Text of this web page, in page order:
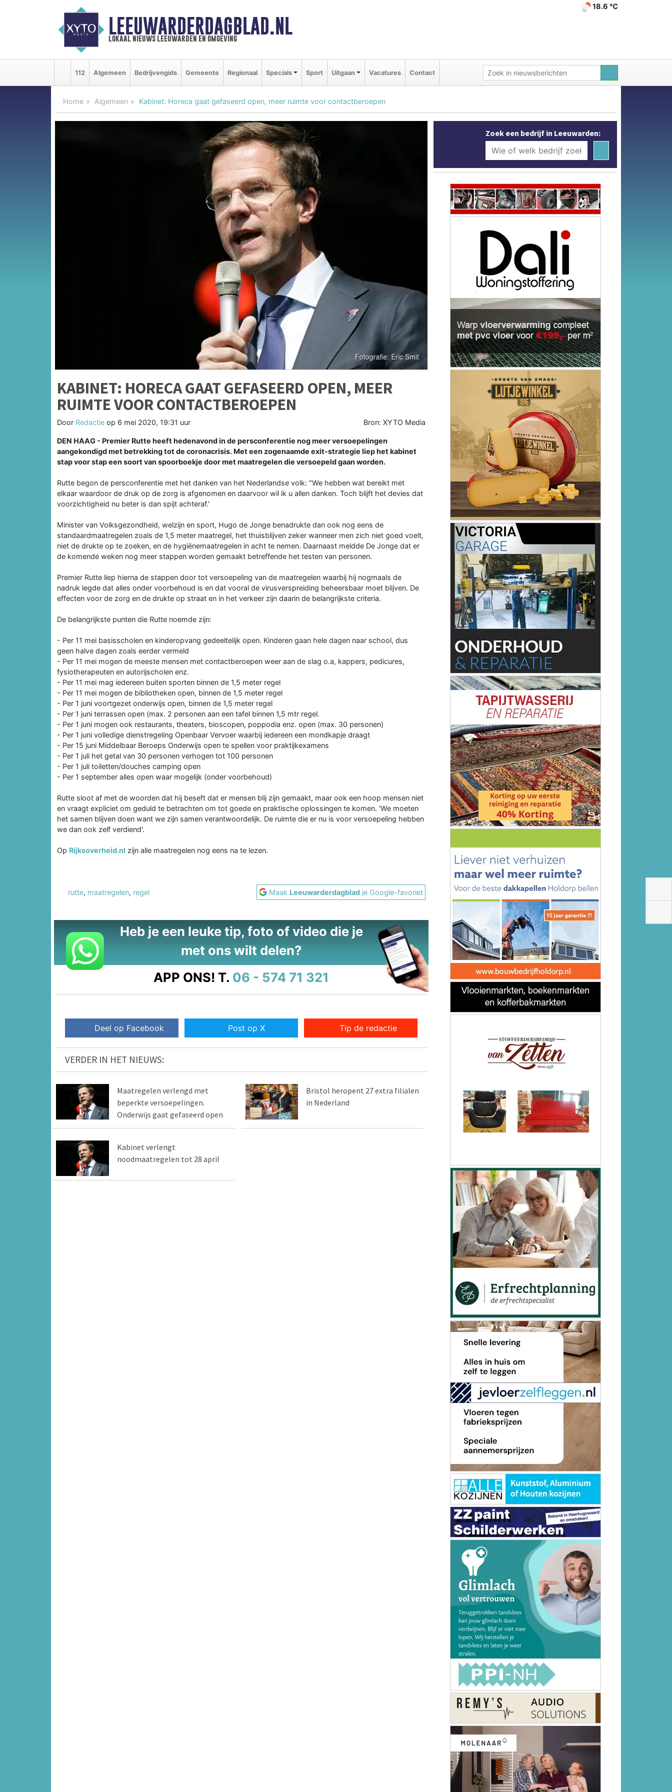
LEEUWARDERDAGBLAD.NL
lokaal nieuws leeuwarden en omgeving
18.6 ℃
112 Algemeen Bedrijvengids Gemeente Regionaal Specials Sport Uitgaan Vacatures Contact
Home Algemeen Kabinet: Horeca gaat gefaseerd open, meer ruimte voor contactberoepen
KABINET: HORECA GAAT GEFASEERD OPEN, MEER
RUIMTE VOOR CONTACTBEROEPEN
Door Redactie op 6 mei 2020, 19:31 uur Bron: XYTO Media
DEN HAAG - Premier Rutte heeft hedenavond in de persconferentie nog meer versoepelingen
aangekondigd met betrekking tot de coronacrisis. Met een zogenaamde exit-strategie liep het kabinet
stap voor stap een soort van spoorboekje door met maatregelen die versoepeld gaan worden.
Rutte begon de persconferentie met het danken van het Nederlandse volk: "We hebben wat bereikt met
elkaar waardoor de druk op de zorg is afgenomen en daarvoor wil ik u allen danken. Toch blijft het devies dat
voorzichtigheid nu beter is dan spijt achteraf.'
Minister van Volksgezondheid, welzijn en sport, Hugo de Jonge benadrukte dan ook nog eens de
standaardmaatregelen zoals de 1,5 meter maatregel, het thuisblijven zeker wanneer men zich niet goed voelt,
niet de drukte op te zoeken, en de hygiënemaatregelen in acht te nemen. Daarnaast meldde De Jonge dat er
de komende weken nog meer stappen worden gemaakt betreffende het testen van personen.
Premier Rutte liep hierna de stappen door tot versoepeling van de maatregelen waarbij hij nogmaals de
nadruk legde dat alles onder voorbehoud is en dat vooral de virusverspreiding beheersbaar moet blijven. De
effecten voor de zorg en de drukte op straat en in het verkeer zijn daarin de belangrijkste criteria.
De belangrijkste punten die Rutte noemde zijn:
- Per 11 mei basisscholen en kinderopvang gedeeltelijk open. Kinderen gaan hele dagen naar school, dus
geen halve dagen zoals eerder vermeld
- Per 11 mei mogen de meeste mensen met contactberoepen weer aan de slag o.a, kappers, pedicures,
fysiotherapeuten en autorijscholen enz.
- Per 11 mei mag iedereen buiten sporten binnen de 1,5 meter regel
- Per 11 mei mogen de bibliotheken open, binnen de 1,5 meter regel
- Per 1 juni voortgezet onderwijs open, binnen de 1,5 meter regel
- Per 1 juni terrassen open (max. 2 personen aan een tafel binnen 1,5 mtr regel.
- Per 1 juni mogen ook restaurants, theaters, bioscopen, poppodia enz. open (max. 30 personen)
- Per 1 juni volledige dienstregeling Openbaar Vervoer waarbij iedereen een mondkapje draagt
- Per 15 juni Middelbaar Beroeps Onderwijs open te spellen voor praktijkexamens
- Per 1 juli het getal van 30 personen verhogen tot 100 personen
- Per 1 juli toiletten/douches camping open
- Per 1 september alles open waar mogelijk (onder voorbehoud)
Rutte sloot af met de woorden dat hij beseft dat er mensen blij zijn gemaakt, maar ook een hoop mensen niet
en vraagt expliciet om geduld te betrachten om tot goede en praktische oplossingen te komen. 'We moeten
het samen blijven doen want we zijn samen verantwoordelijk. De ruimte die er nu is voor versoepeling hebben
we dan ook zelf verdiend'.
Op Rijksoverheid.nl zijn alle maatregelen nog eens na te lezen.
rutte, maatregelen, regel Maak Leeuwarderdagblad je Google-favoriet
Heb je een leuke tip, foto of video die je
met ons wilt delen?
APP ONS! T. 06 - 574 71 321
Deel op Facebook Post op X Tip de redactie
VERDER IN HET NIEUWS:
Maatregelen verlengd met
beperkte versoepelingen.
Onderwijs gaat gefaseerd open
Bristol heropent 27 extra filialen
in Nederland
Kabinet verlengt
noodmaatregelen tot 28 april
Zoek een bedrijf in Leeuwarden: